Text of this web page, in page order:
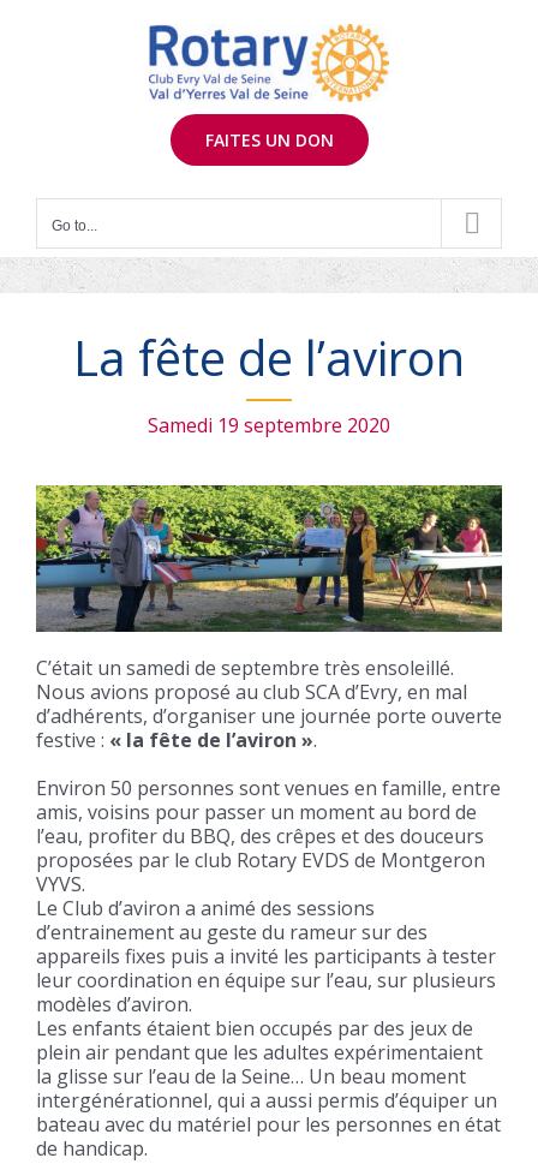
FAITES UN DON
Go to...
La fête de l’aviron
Samedi 19 septembre 2020
C’était un samedi de septembre très ensoleillé.
Nous avions proposé au club SCA d’Evry, en mal
d’adhérents, d’organiser une journée porte ouverte
festive : « la fête de l’aviron ».
Environ 50 personnes sont venues en famille, entre
amis, voisins pour passer un moment au bord de
l’eau, profiter du BBQ, des crêpes et des douceurs
proposées par le club Rotary EVDS de Montgeron
VYVS.
Le Club d’aviron a animé des sessions
d’entrainement au geste du rameur sur des
appareils fixes puis a invité les participants à tester
leur coordination en équipe sur l’eau, sur plusieurs
modèles d’aviron.
Les enfants étaient bien occupés par des jeux de
plein air pendant que les adultes expérimentaient
la glisse sur l’eau de la Seine… Un beau moment
intergénérationnel, qui a aussi permis d’équiper un
bateau avec du matériel pour les personnes en état
de handicap.